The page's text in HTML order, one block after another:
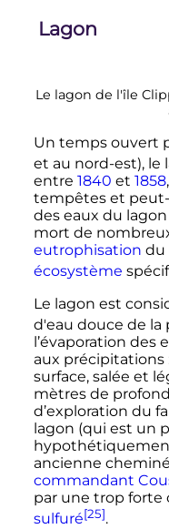
Lagon
Le lagon de l'île
Un temps ouvert
et au nord-est), le
entre 1840 et 1858
tempêtes et peut-
des eaux du lagon
mort de
eutrophisation du
écosystème
Le lagon est
d'eau douce de la
l’évaporation des
aux précipitations
surface, salée et
mètresde
d’exploration du
lagon (qui est un
ancienne
commandant
par une trop forte
sulfuré[25].